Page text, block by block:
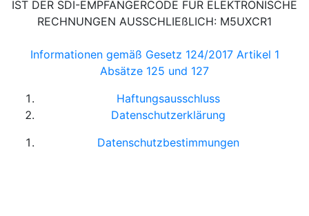
IST DER SDI-EMPFÄNGERCODE FÜR ELEKTRONISCHE
RECHNUNGEN AUSSCHLIEßLICH: M5UXCR1
Informationen gemäß Gesetz 124/2017 Artikel 1
Absätze 125 und 127
Haftungsausschluss
Datenschutzerklärung
Datenschutzbestimmungen